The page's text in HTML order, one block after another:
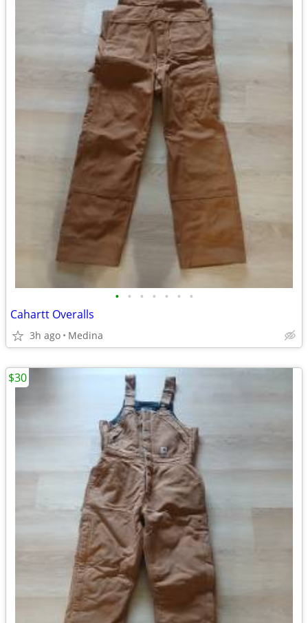
• • • • • • •
Cahartt Overalls
3h ago Medina
$30